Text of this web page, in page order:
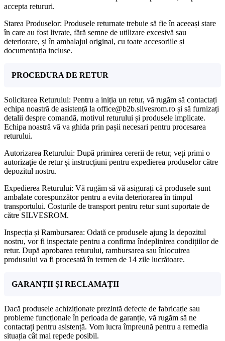
accepta retururi.
Starea Produselor: Produsele returnate trebuie să fie în aceeași stare
în care au fost livrate, fără semne de utilizare excesivă sau
deteriorare, și în ambalajul original, cu toate accesoriile și
documentația incluse.
PROCEDURA DE RETUR
Solicitarea Returului: Pentru a iniția un retur, vă rugăm să contactați
echipa noastră de asistență la office@b2b.silvesrom.ro și să furnizați
detalii despre comandă, motivul returului și produsele implicate.
Echipa noastră vă va ghida prin pașii necesari pentru procesarea
returului.
Autorizarea Returului: După primirea cererii de retur, veți primi o
autorizație de retur și instrucțiuni pentru expedierea produselor către
depozitul nostru.
Expedierea Returului: Vă rugăm să vă asigurați că produsele sunt
ambalate corespunzător pentru a evita deteriorarea în timpul
transportului. Costurile de transport pentru retur sunt suportate de
către SILVESROM.
Inspecția și Rambursarea: Odată ce produsele ajung la depozitul
nostru, vor fi inspectate pentru a confirma îndeplinirea condițiilor de
retur. După aprobarea returului, rambursarea sau înlocuirea
produsului va fi procesată în termen de 14 zile lucrătoare.
GARANȚII ȘI RECLAMAȚII
Dacă produsele achiziționate prezintă defecte de fabricație sau
probleme funcționale în perioada de garanție, vă rugăm să ne
contactați pentru asistență. Vom lucra împreună pentru a remedia
situația cât mai repede posibil.